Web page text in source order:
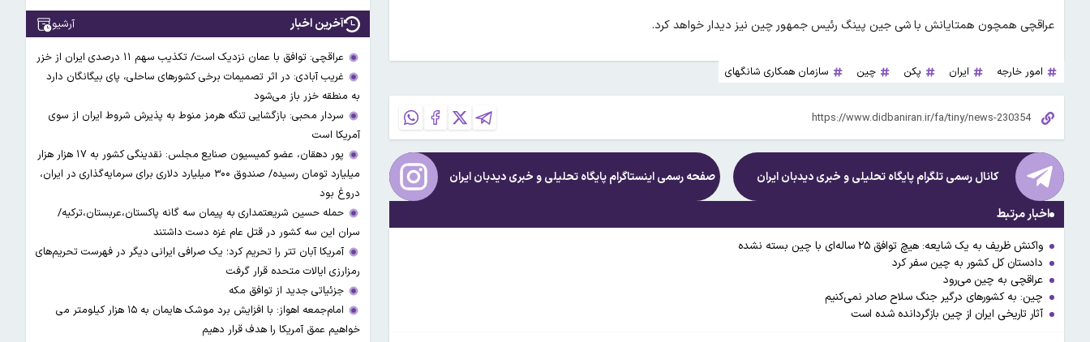
عراقچی همچون همتایانش با شی جین پینگ رئیس جمهور چین نیز دیدار خواهد کرد.
امور خارجه ایران پکن چین سازمان همکاری شانگهای
کانال رسمی تلگرام پایگاه تحلیلی و خبریدیدبان ایران صفحه رسمی اینستاگرام پایگاه تحلیلی و خبریدیدبان ایران
اخبار مرتبط
واکنش ظریف به یک شایعه: هیچ توافق ۲۵ ساله‌ای با چین بسته نشده
دادستان کل کشور به چین سفر کرد
عراقچی به چین می‌رود
چین: به کشورهای درگیر جنگ سلاح صادر نمی‌کنیم
آثار تاریخی ایران از چین بازگردانده شده است
آخرین اخبار آرشیو
عراقچی: توافق با عمان نزدیک است/ تکذیب سهم ۱۱ درصدی ایران از خزر
غریب آبادی: در اثر تصمیمات برخی کشورهای ساحلی، پای بیگانگان دارد
به منطقه خزر باز می‌شود
سردار محبی: بازگشایی تنگه هرمز منوط به پذیرش شروط ایران از سوی
آمریکا است
پور دهقان، عضو کمیسیون صنایع مجلس: نقدینگی کشور به ۱۷ هزار هزار
میلیارد تومان رسیده/ صندوق ۳۰۰ میلیارد دلاری برای سرمایه‌گذاری در ایران،
دروغ بود
حمله حسین شریعتمداری به پیمان سه گانه پاکستان،عربستان،ترکیه/
سران این سه کشور در قتل عام غزه دست داشتند
آمریکا آبان تتر را تحریم کرد؛ یک صرافی ایرانی دیگر در فهرست تحریم‌های
رمزارزی ایالات متحده قرار گرفت
جزئیاتی جدید از توافق مکه
امام‌جمعه اهواز: با افزایش برد موشک هایمان به ۱۵ هزار کیلومتر می
خواهیم عمق آمریکا را هدف قرار دهیم